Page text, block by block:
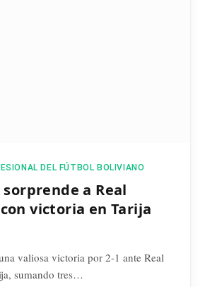
DEL FÚTBOL BOLIVIANO
a Real
victoria en Tarija
valiosa victoria por 2-1 ante Real
sumando tres…